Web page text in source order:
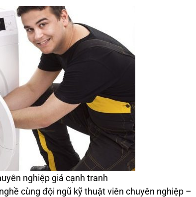
nghiệp giá cạnh tranh
cùng đội ngũ kỹ thuật viên chuyên nghiệp –